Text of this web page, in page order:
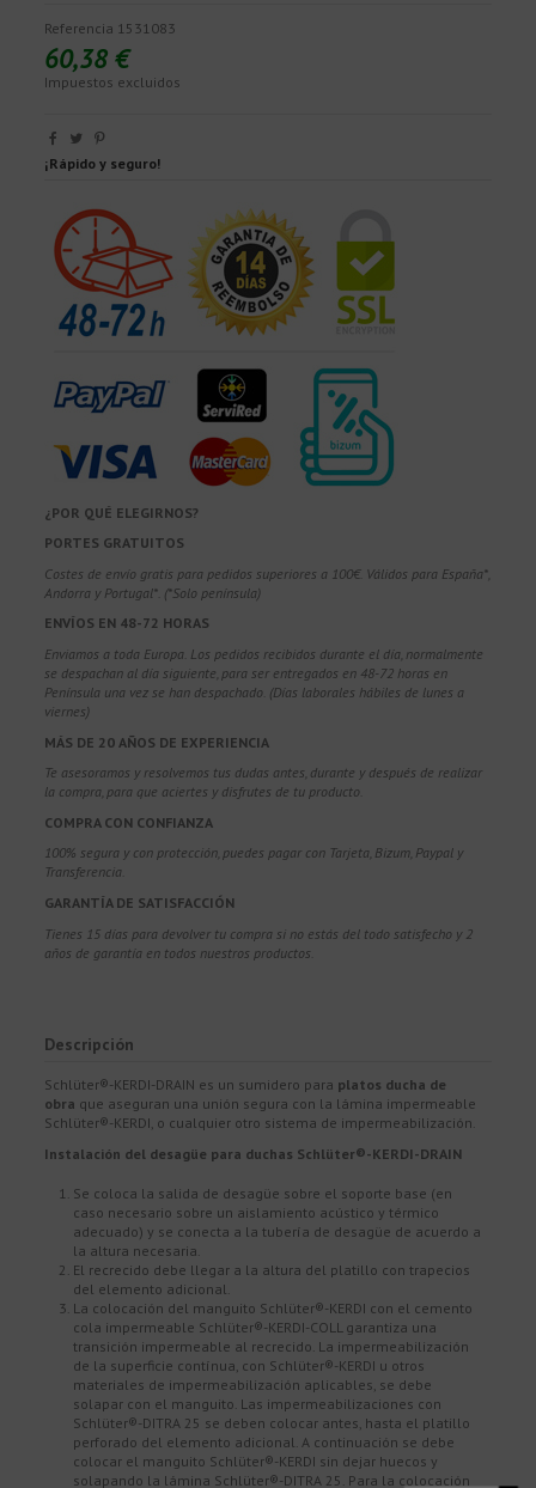
Referencia 1531083
60,38 €
Impuestos excluidos
¡Rápido y seguro!
¿POR QUÉ ELEGIRNOS?
PORTES GRATUITOS
Costes de envío gratis para pedidos superiores a 100€. Válidos para España*,
Andorra y Portugal*. (*Solo península)
ENVÍOS EN 48-72 HORAS
Enviamos a toda Europa. Los pedidos recibidos durante el día, normalmente
se despachan al día siguiente, para ser entregados en 48-72 horas en
Península una vez se han despachado. (Días laborales hábiles de lunes a
viernes)
MÁS DE 20 AÑOS DE EXPERIENCIA
Te asesoramos y resolvemos tus dudas antes, durante y después de realizar
la compra, para que aciertes y disfrutes de tu producto.
COMPRA CON CONFIANZA
100% segura y con protección, puedes pagar con Tarjeta, Bizum, Paypal y
Transferencia.
GARANTÍA DE SATISFACCIÓN
Tienes 15 días para devolver tu compra si no estás del todo satisfecho y 2
años de garantía en todos nuestros productos.
Descripción
Schlüter®-KERDI-DRAIN es un sumidero para platos ducha de
obra que aseguran una unión segura con la lámina impermeable
Schlüter®-KERDI, o cualquier otro sistema de impermeabilización.
Instalación del desagüe para duchas Schlüter®-KERDI-DRAIN
Se coloca la salida de desagüe sobre el soporte base (en
caso necesario sobre un aislamiento acústico y térmico
adecuado) y se conecta a la tubería de desagüe de acuerdo a
la altura necesaria.
El recrecido debe llegar a la altura del platillo con trapecios
del elemento adicional.
La colocación del manguito Schlüter®-KERDI con el cemento
cola impermeable Schlüter®-KERDI-COLL garantiza una
transición impermeable al recrecido. La impermeabilización
de la superficie contínua, con Schlüter®-KERDI u otros
materiales de impermeabilización aplicables, se debe
solapar con el manguito. Las impermeabilizaciones con
Schlüter®-DITRA 25 se deben colocar antes, hasta el platillo
perforado del elemento adicional. A continuación se debe
colocar el manguito Schlüter®-KERDI sin dejar huecos y
solapando la lámina Schlüter®-DITRA 25. Para la colocación